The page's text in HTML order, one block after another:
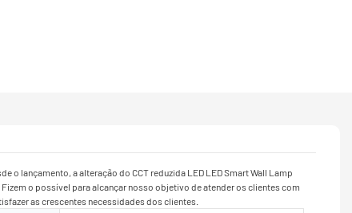
o lançamento, a alteração do CCT reduzida LED LED Smart Wall Lamp
o possível para alcançar nosso objetivo de atender os clientes com
as crescentes necessidades dos clientes.